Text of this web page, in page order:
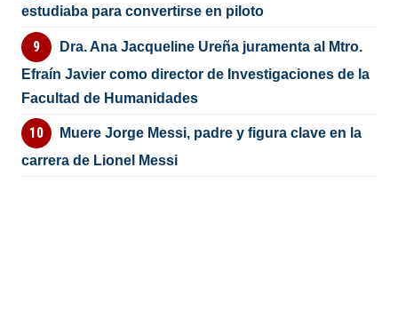
estudiaba para convertirse en piloto
Dra. Ana Jacqueline Ureña juramenta al Mtro.
Efraín Javier como director de Investigaciones de la
Facultad de Humanidades
Muere Jorge Messi, padre y figura clave en la
carrera de Lionel Messi